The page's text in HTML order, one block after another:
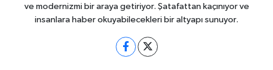
ve modernizmi bir araya getiriyor. Şatafattan kaçınıyor ve
insanlara haber okuyabilecekleri bir altyapı sunuyor.